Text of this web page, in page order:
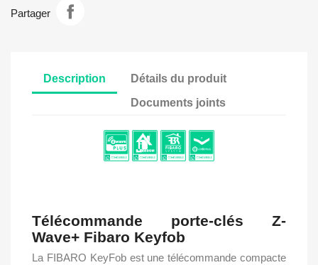
Partager
Description
Détails du produit
Documents joints
Télécommande porte-clés Z-
Wave+ Fibaro Keyfob
La FIBARO KeyFob est une télécommande compacte